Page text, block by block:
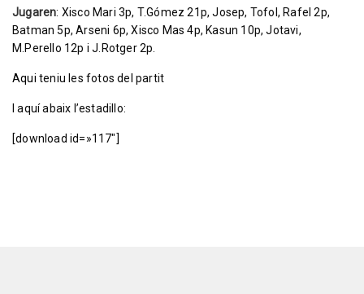
Jugaren: Xisco Mari 3p, T.Gómez 21p, Josep, Tofol, Rafel 2p,
Batman 5p, Arseni 6p, Xisco Mas 4p, Kasun 10p, Jotavi,
M.Perello 12p i J.Rotger 2p.
Aqui teniu les fotos del partit
I aquí abaix l’estadillo:
[download id=»117″]